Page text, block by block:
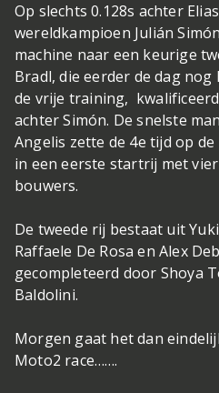
Op slechts 0.128s achter
wereldkampioen Julián
machine naar een keurige
Bradl, die eerder de dag
de vrije training,
achter Simón. De snelste
Angelis zette de 4e tijd op
in een eerste startrij met
bouwers.
De tweede rij bestaat uit
Raffaele De Rosa en Alex
gecompleteerd door Shoya
Baldolini.
Morgen gaat het dan
Moto2 race…….